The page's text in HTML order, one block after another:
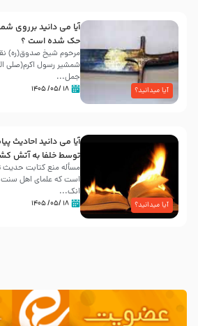
آیا میدانید؟
آیا می دانید برروی
حک شده است ؟
مرحوم شیخ صدوق(ره)
شمشیر رسول اکرم(صلی
جمل...
۱۸ /۰۵/ ۱۴۰۵
آیا میدانید؟
آیا می دانید احادیث
توسط خلفا به آتش
مسأله منع کتابت حدیث
است که علمای اهل سنت
انک...
۱۸ /۰۵/ ۱۴۰۵